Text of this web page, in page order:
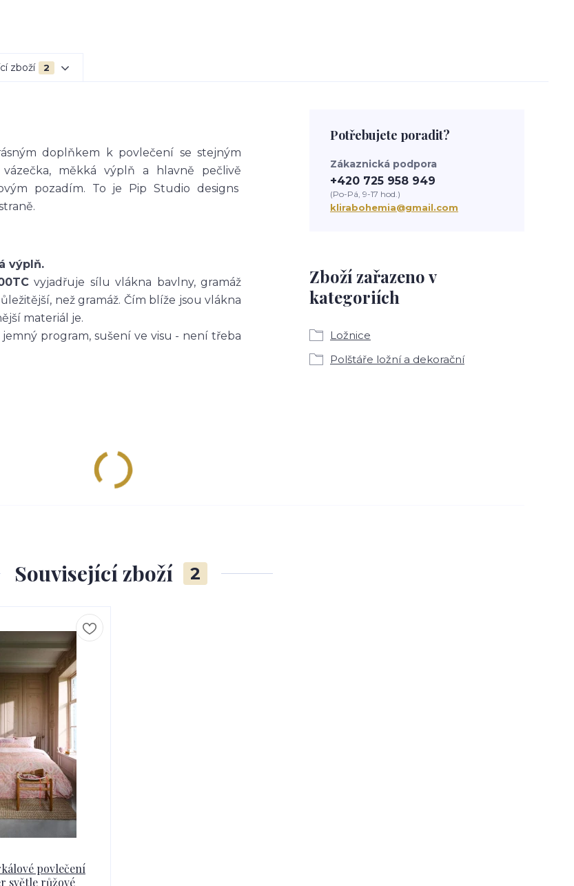
zboží 2
doplňkem k povlečení se stejným
měkká výplň a hlavně pečlivě
pozadím. To je Pip Studio designs
výplň.
vyjadřuje sílu vlákna bavlny, gramáž
než gramáž. Čím blíže jsou vlákna
materiál je.
jemný program, sušení ve visu - není třeba
Zboží zařazeno v
kategoriích
Ložnice
Polštáře ložní a dekorační
Potřebujete poradit?
Zákaznická podpora
+420 725 958 949
(Po-Pá, 9-17 hod.)
klirabohemia@gmail.com
Související zboží 2
povlečení
světle růžové